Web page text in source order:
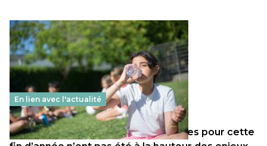
En lien avec l'actualité
Les décisions ministérielles attendues pour cette